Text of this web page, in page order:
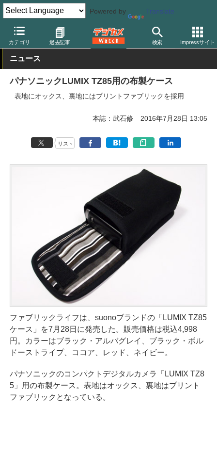
Powered by Translate
カテゴリ 過去記事 検索 Impressサイト
デジカメ Watch 撮影用品 ボディケース その他
ニュース
パナソニックLUMIX TZ85用の布製ケース
表地にオックス、裏地にはプリントファブリックを採用
本誌：武石修 2016年7月28日 13:05
リスト
ファブリックライフは、suonoブランドの「LUMIX TZ85
ケース」を7月28日に発売した。販売価格は税込4,998
円。カラーはブラック・アルバグレイ、ブラック・ボル
ドーストライプ、ココア、レッド、ネイビー。
パナソニックのコンパクトデジタルカメラ「LUMIX TZ8
5」用の布製ケース。表地はオックス、裏地はプリント
ファブリックとなっている。